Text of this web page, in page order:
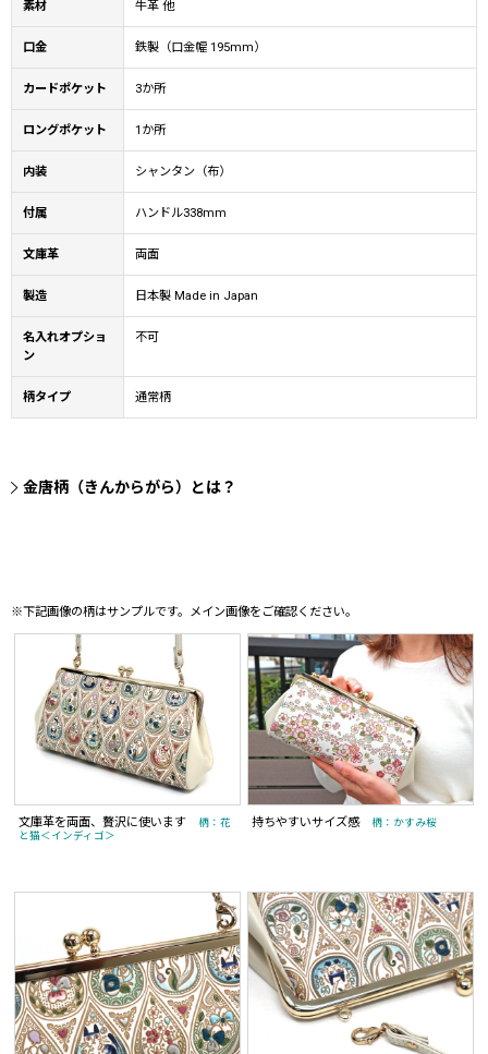
素材 牛革 他
口金 鉄製（口金幅 195mm）
カードポケット 3か所
ロングポケット 1か所
内装 シャンタン（布）
付属 ハンドル338mm
文庫革 両面
製造 日本製 Made in Japan
名入れオプショ
ン
不可
柄タイプ 通常柄
金唐柄（きんからがら）とは？
※下記画像の柄はサンプルです。メイン画像をご確認ください。
文庫革を両面、贅沢に使います柄：花
と猫＜インディゴ＞
持ちやすいサイズ感柄：かすみ桜